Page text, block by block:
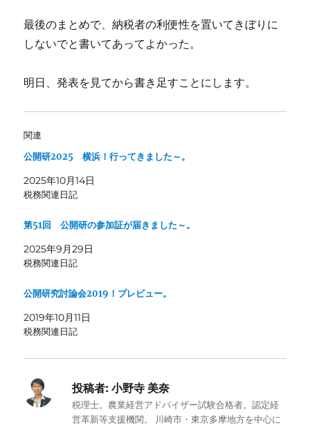
最後のまとめで、納税者の利便性を置いてきぼりに
しないでと書いてあってよかった。
明日、発表を見てから書き足すことにします。
関連
公開研2025 横浜！行ってきました～。
2025年10月14日
税務関連日記
第51回 公開研の参加証が届きました～。
2025年9月29日
税務関連日記
公開研究討論会2019！プレビュー。
2019年10月11日
税務関連日記
投稿者: 小野寺 美奈
税理士。農業経営アドバイザー試験合格者。認定経
営革新等支援機関。 川崎市・東京多摩地方を中心に